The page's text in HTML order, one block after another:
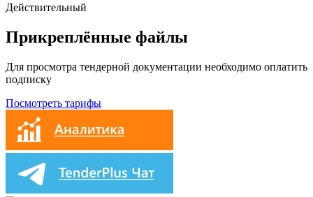
Действительный
Прикреплённые файлы
Для просмотра тендерной документации необходимо оплатить
подписку
Посмотреть тарифы